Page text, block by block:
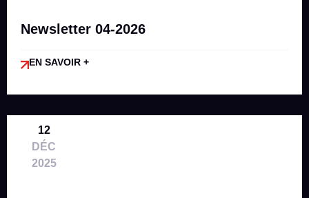
Newsletter 04-2026
EN SAVOIR +
12
DÉC
2025